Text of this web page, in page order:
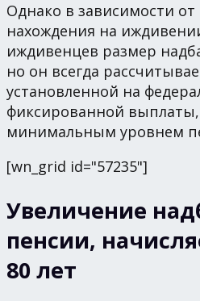
Однако в зависимости
нахождения на
иждивенцев размер
но он всегда
установленной на
фиксированной выплаты,
минимальным уровнем
[wn_grid id="57235"]
Увеличение
пенсии,
80 лет